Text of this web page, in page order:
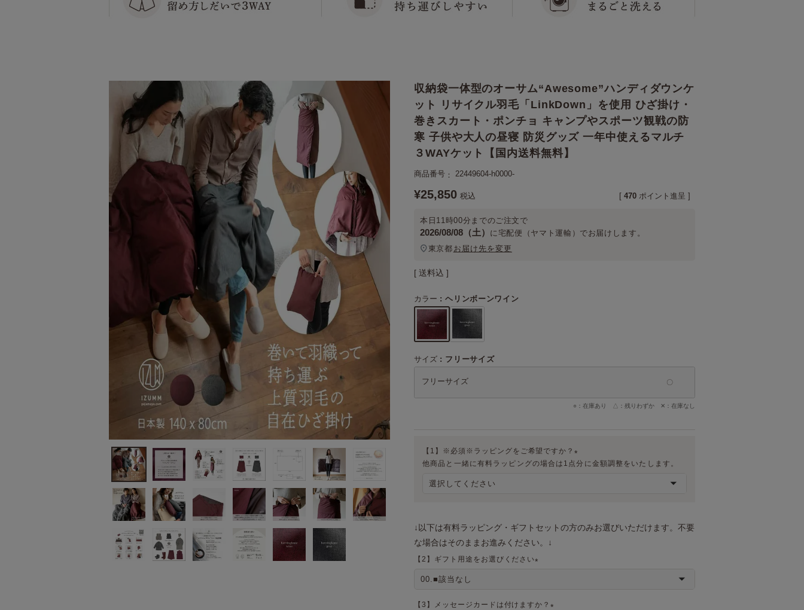
収納袋一体型のオーサム“Awesome”ハンディダウンケ
ット リサイクル羽毛「LinkDown」を使用 ひざ掛け・
巻きスカート・ポンチョ キャンプやスポーツ観戦の防
寒 子供や大人の昼寝 防災グッズ 一年中使えるマルチ
３WAYケット【国内送料無料】
商品番号 22449604-h0000-
¥25,850 税込 [ 470 ポイント進呈 ]
本日 11時00分 までのご注文で
2026/08/08（土） に宅配便（ヤマト運輸） でお届けします。
東京都 お届け先を変更
送料込
【1】※必須※ラッピングをご希望ですか？
(
他商品と一緒に有料ラッピングの場合は1点分に金額調整をいたします。
↓以下は有料ラッピング・ギフトセットの方のみお選びいただけます。不要
な場合はそのままお進みください。↓
【2】ギフト用途をお選びください
須
【3】メッセージカードは付けますか？
サイズ フリーサイズ
フリーサイズ
○：在庫あり △：残りわずか ✕：在庫なし
カラー ヘリンボーンワイン